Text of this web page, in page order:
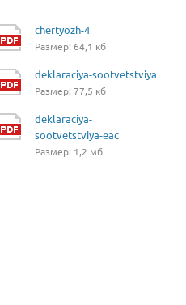
chertyozh-4
Размер: 64,1 кб
deklaraciya-sootvetstviya
Размер: 77,5 кб
deklaraciya-
sootvetstviya-eac
Размер: 1,2 мб